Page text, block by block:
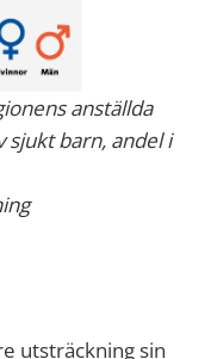
anställda
sjukt barn, andel i
utsträckning sin